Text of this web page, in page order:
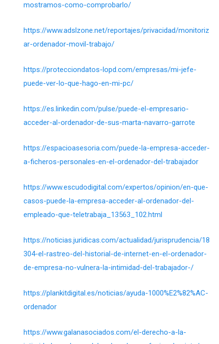
mostramos-como-comprobarlo/
https://www.adslzone.net/reportajes/privacidad/monitoriz
ar-ordenador-movil-trabajo/
https://protecciondatos-lopd.com/empresas/mi-jefe-
puede-ver-lo-que-hago-en-mi-pc/
https://es.linkedin.com/pulse/puede-el-empresario-
acceder-al-ordenador-de-sus-marta-navarro-garrote
https://espacioasesoria.com/puede-la-empresa-acceder-
a-ficheros-personales-en-el-ordenador-del-trabajador
https://www.escudodigital.com/expertos/opinion/en-que-
casos-puede-la-empresa-acceder-al-ordenador-del-
empleado-que-teletrabaja_13563_102.html
https://noticias.juridicas.com/actualidad/jurisprudencia/18
304-el-rastreo-del-historial-de-internet-en-el-ordenador-
de-empresa-no-vulnera-la-intimidad-del-trabajador-/
https://plankitdigital.es/noticias/ayuda-1000%E2%82%AC-
ordenador
https://www.galanasociados.com/el-derecho-a-la-